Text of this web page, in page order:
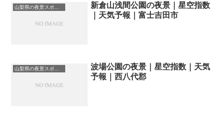
山梨県の夜景スポット一覧
新倉山浅間公園の夜景｜星空指数
｜天気予報｜富士吉田市
波場公園の夜景｜星空指数｜天気
予報｜西八代郡